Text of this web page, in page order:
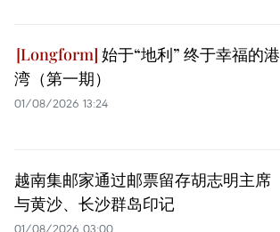
始于“地利” 终于幸福的港
湾（第一期）
01/08/2026 13:24
越南集邮家通过邮票留存胡志明主席
与黄沙、长沙群岛印记
01/08/2026 03:00